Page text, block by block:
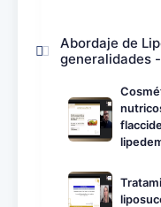
Abordaje de
generalidades